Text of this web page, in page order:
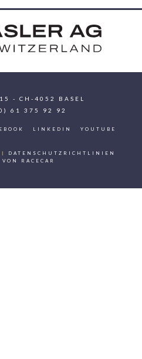
- CH-4052 BASEL
61 375 92 92
LINKEDIN YOUTUBE
|
DATENSCHUTZRICHTLINIEN
VON RACECAR